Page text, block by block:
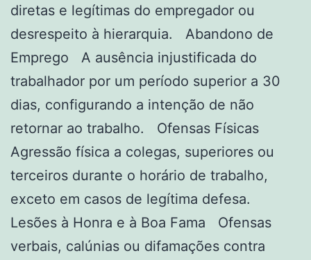
diretas e legítimas do empregador ou
desrespeito à hierarquia. Abandono de
Emprego A ausência injustificada do
trabalhador por um período superior a 30
dias, configurando a intenção de não
retornar ao trabalho. Ofensas Físicas
Agressão física a colegas, superiores ou
terceiros durante o horário de trabalho,
exceto em casos de legítima defesa.
Lesões à Honra e à Boa Fama Ofensas
verbais, calúnias ou difamações contra